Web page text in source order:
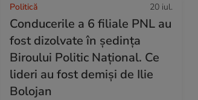
Politică 20 iul.
Conducerile a 6 filiale PNL au
fost dizolvate în ședința
Biroului Politic Național. Ce
lideri au fost demiși de Ilie
Bolojan